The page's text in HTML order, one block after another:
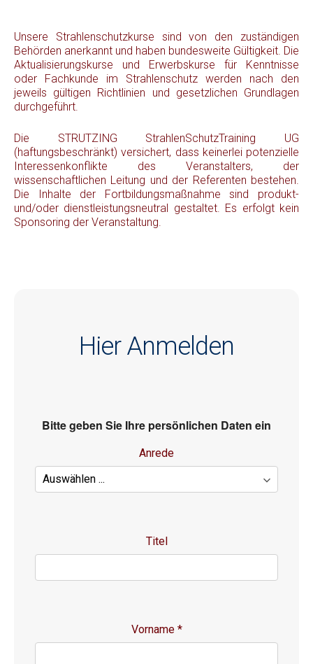
Unsere Strahlenschutzkurse sind von den zuständigen
Behörden anerkannt und haben bundesweite Gültigkeit. Die
Aktualisierungskurse und Erwerbskurse für Kenntnisse
oder Fachkunde im Strahlenschutz werden nach den
jeweils gültigen Richtlinien und gesetzlichen Grundlagen
durchgeführt.
Die STRUTZING StrahlenSchutzTraining UG
(haftungsbeschränkt) versichert, dass keinerlei potenzielle
Interessenkonflikte des Veranstalters, der
wissenschaftlichen Leitung und der Referenten bestehen.
Die Inhalte der Fortbildungsmaßnahme sind produkt-
und/oder dienstleistungsneutral gestaltet. Es erfolgt kein
Sponsoring der Veranstaltung.
Hier Anmelden
Bitte geben Sie Ihre persönlichen Daten ein
Anrede
Titel
Vorname *